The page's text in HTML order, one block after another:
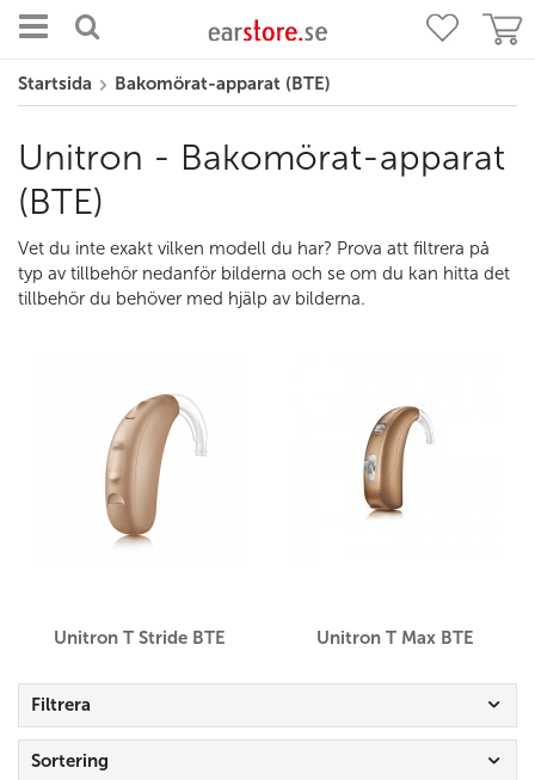
Startsida Bakomörat-apparat (BTE)
Unitron - Bakomörat-apparat
(BTE)
Vet du inte exakt vilken modell du har? Prova att filtrera på
typ av tillbehör nedanför bilderna och se om du kan hitta det
tillbehör du behöver med hjälp av bilderna.
Unitron T Stride BTE Unitron T Max BTE
Filtrera
Sortering